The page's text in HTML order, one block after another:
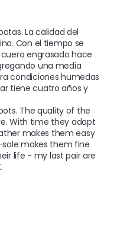
La calidad del
Con el tiempo se
engrasado hace
una media
condiciones humedas
tiene cuatro años y
The quality of the
With time they adapt
makes them easy
makes them fine
life - my last pair are